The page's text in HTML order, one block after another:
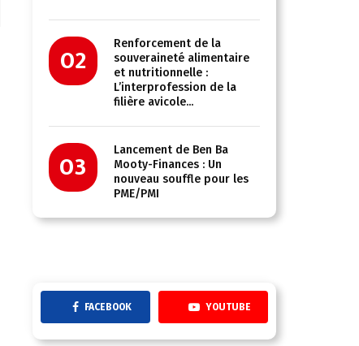
02
Renforcement de la
souveraineté alimentaire
et nutritionnelle :
L’interprofession de la
filière avicole...
03
Lancement de Ben Ba
Mooty-Finances : Un
nouveau souffle pour les
PME/PMI
FACEBOOK YOUTUBE